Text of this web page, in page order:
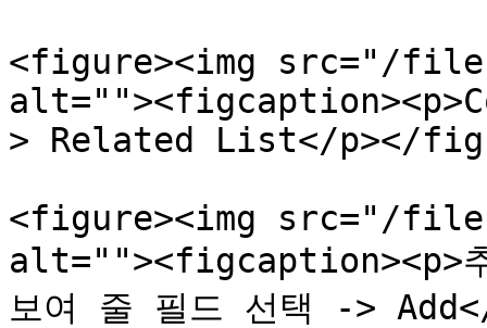
<figure><img src="/files/
> Related List</p></
<figure><img src="/files/
alt=""><figcaption><p>추
보여 줄 필드 선택 ->